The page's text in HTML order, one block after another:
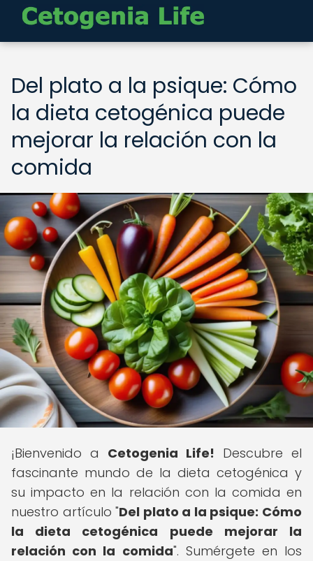
Del plato a la psique: Cómo
la dieta cetogénica puede
mejorar la relación con la
comida
¡Bienvenido a Cetogenia Life! Descubre el
fascinante mundo de la dieta cetogénica y
su impacto en la relación con la comida en
nuestro artículo "Del plato a la psique: Cómo
la dieta cetogénica puede mejorar la
relación con la comida". Sumérgete en los